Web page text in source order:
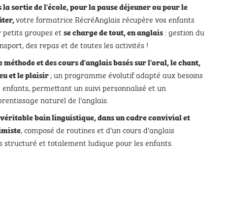
la sortie de l'école, pour la pause déjeuner ou pour le
votre formatrice RécréAnglais récupère vos enfants
petits groupes etse charge de tout, en anglais : gestion du
des repas et de toutes les activités !
méthode et des cours d'anglais basés sur l'oral, le chant,
et le plaisir; un programme évolutif adapté aux besoins
enfants, permettant un suivi personnalisé et un
naturel de l'anglais.
bain linguistique,dans un cadre convivial et
, composé de routines et d'un cours d'anglais
structuré et totalement ludique pour les enfants.